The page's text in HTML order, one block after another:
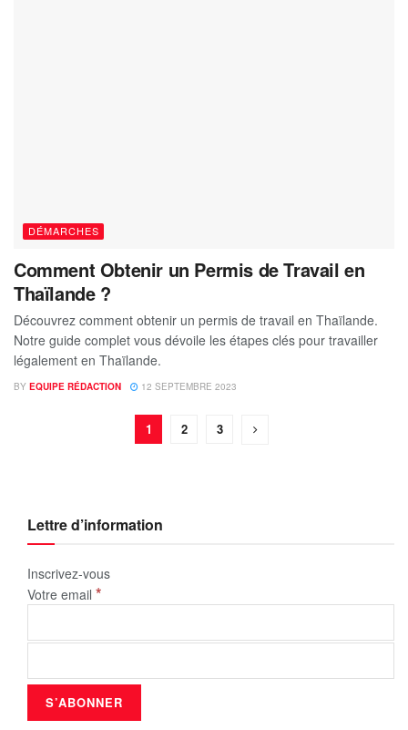
DÉMARCHES
Comment Obtenir un Permis de Travail en
Thaïlande ?
Découvrez comment obtenir un permis de travail en Thaïlande.
Notre guide complet vous dévoile les étapes clés pour travailler
légalement en Thaïlande.
BY EQUIPE RÉDACTION 12 SEPTEMBRE 2023
1 2 3
Lettre d’information
Inscrivez-vous
Votre email *